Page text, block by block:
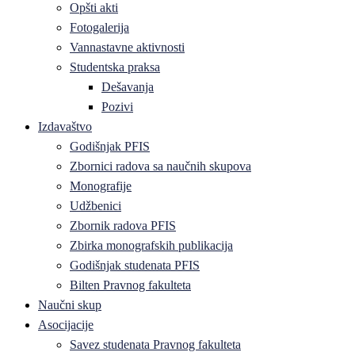
Opšti akti
Fotogalerija
Vannastavne aktivnosti
Studentska praksa
Dešavanja
Pozivi
Izdavaštvo
Godišnjak PFIS
Zbornici radova sa naučnih skupova
Monografije
Udžbenici
Zbornik radova PFIS
Zbirka monografskih publikacija
Godišnjak studenata PFIS
Bilten Pravnog fakulteta
Naučni skup
Asocijacije
Savez studenata Pravnog fakulteta